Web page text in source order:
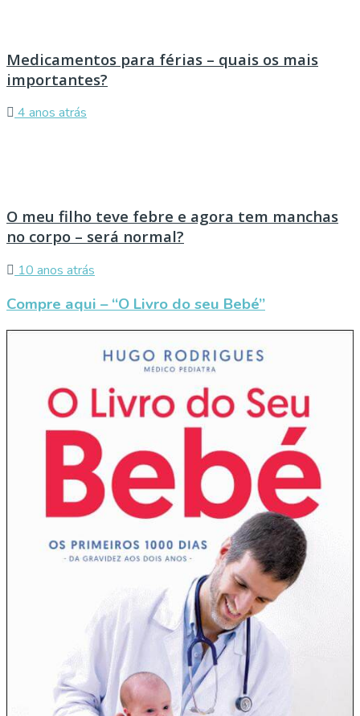
Medicamentos para férias – quais os mais
importantes?
4 anos atrás
O meu filho teve febre e agora tem manchas
no corpo – será normal?
10 anos atrás
Compre aqui – “O Livro do seu Bebé”